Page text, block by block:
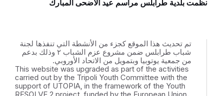
نظّمت بلدية طرابلس مراسم عيد الأضحى المبارك
تم تحديث هذا الموقع كجزء من الأنشطة التي تنفذها لجنة
شباب طرابلس ضمن مشروع عزم الشباب ٢ وذلك بدعم
من جمعية يوتوبيا وبتمويل من الاتحاد الأوروبي.
This website was upgraded as part of the activities
carried out by the Tripoli Youth Committee with the
support of UTOPIA, in the framework of the Youth
RESOLVE 2 project, funded by the European Union.